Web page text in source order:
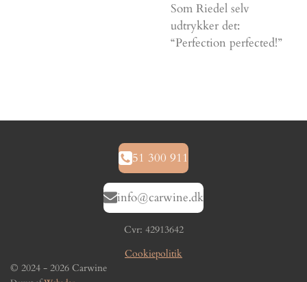
Som Riedel selv
udtrykker det:
“Perfection perfected!”
51 300 911
info@carwine.dk
Cvr: 42913642
Cookiepolitik
© 2024 - 2026 Carwine